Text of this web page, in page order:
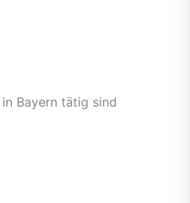
Bayern tätig sind